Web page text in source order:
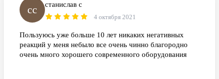
сс станислав с
4 октября 2021
Пользуюсь уже больше 10 лет никаких негативных
реакций у меня небыло все очень чинно благородно
очень много хорошего современного оборудования